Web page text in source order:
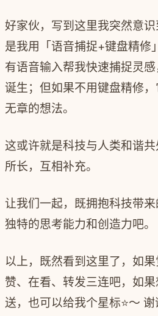
好家伙，写到这里我突然意
是我用「语音捕捉+键盘精修
有语音输入帮我快速捕捉灵
诞生；但如果不用键盘精修
无章的想法。
这或许就是科技与人类和谐
所长，互相补充。
让我们一起，既拥抱科技带
独特的思考能力和创造力吧。
以上，既然看到这里了，如
赞、在看、转发三连吧，如
送，也可以给我个星标⭐～